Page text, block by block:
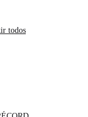
todos